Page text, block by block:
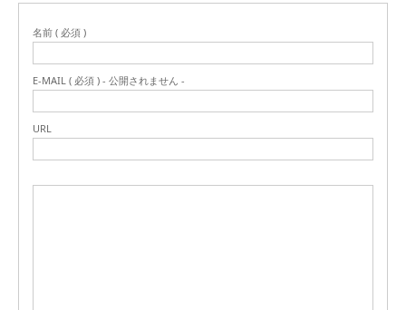
名前 ( 必須 )
E-MAIL ( 必須 ) - 公開されません -
URL